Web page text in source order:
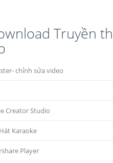
Truyền
chỉnh sửa video
Creator Studio
Karaoke
Player